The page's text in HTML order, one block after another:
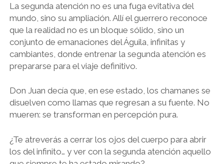
La segunda atención no es una fuga evitativa del
mundo, sino su ampliación. Allí el guerrero reconoce
que la realidad no es un bloque sólido, sino un
conjunto de emanaciones del Águila, infinitas y
cambiantes, donde entrenar la segunda atención es
prepararse para el viaje definitivo.
Don Juan decía que, en ese estado, los chamanes se
disuelven como llamas que regresan a su fuente. No
mueren: se transforman en percepción pura.
¿Te atreverás a cerrar los ojos del cuerpo para abrir
los del infinito… y ver con la segunda atención aquello